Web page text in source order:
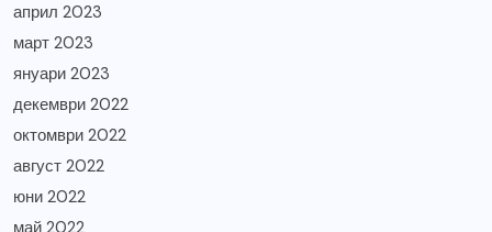
април 2023
март 2023
януари 2023
декември 2022
октомври 2022
август 2022
юни 2022
май 2022